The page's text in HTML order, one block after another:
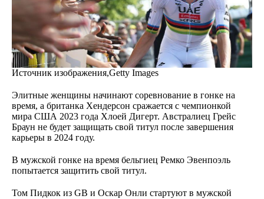
Источник изображения,Getty Images
Элитные женщины начинают соревнование в гонке на
время, а британка Хендерсон сражается с чемпионкой
мира США 2023 года Хлоей Дигерт. Австралиец Грейс
Браун не будет защищать свой титул после завершения
карьеры в 2024 году.
В мужской гонке на время бельгиец Ремко Эвенпоэль
попытается защитить свой титул.
Том Пидкок из GB и Оскар Онли стартуют в мужской